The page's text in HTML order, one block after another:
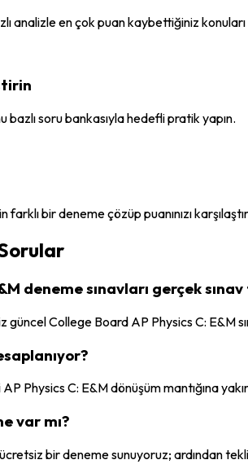
analizle en çok puan kaybettiğiniz
bazlı soru bankasıyla hedefli pratik yapın.
bir deneme çözüp puanınızı
deneme sınavları gerçek
College Board AP Physics C: E&M
AP Physics C: E&M dönüşüm mantığına
var mı?
bir deneme sunuyoruz; ardından